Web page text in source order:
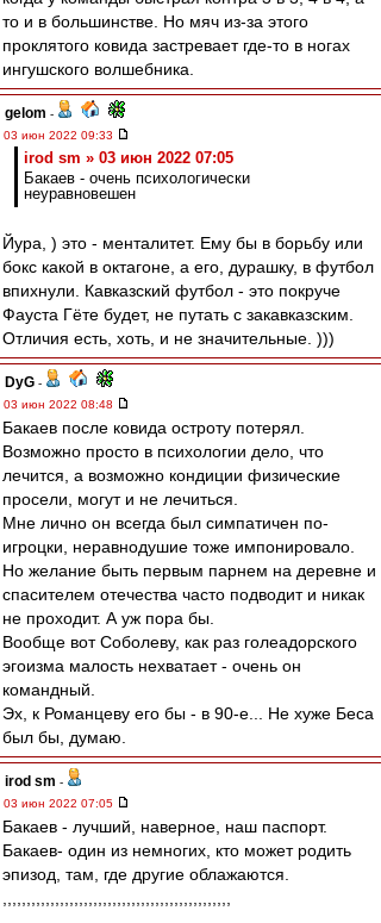
то и в большинстве. Но мяч из-за этого
проклятого ковида застревает где-то в ногах
ингушского волшебника.
gelom -
03 июн 2022 09:33
irod sm » 03 июн 2022 07:05
Бакаев - очень психологически
неуравновешен
Йура, ) это - менталитет. Ему бы в борьбу или
бокс какой в октагоне, а его, дурашку, в футбол
впихнули. Кавказский футбол - это покруче
Фауста Гёте будет, не путать с закавказским.
Отличия есть, хоть, и не значительные. )))
DyG -
03 июн 2022 08:48
Бакаев после ковида остроту потерял.
Возможно просто в психологии дело, что
лечится, а возможно кондиции физические
просели, могут и не лечиться.
Мне лично он всегда был симпатичен по-
игроцки, неравнодушие тоже импонировало.
Но желание быть первым парнем на деревне и
спасителем отечества часто подводит и никак
не проходит. А уж пора бы.
Вообще вот Соболеву, как раз голеадорского
эгоизма малость нехватает - очень он
командный.
Эх, к Романцеву его бы - в 90-е... Не хуже Беса
был бы, думаю.
irod sm -
03 июн 2022 07:05
Бакаев - лучший, наверное, наш паспорт.
Бакаев- один из немногих, кто может родить
эпизод, там, где другие облажаются.